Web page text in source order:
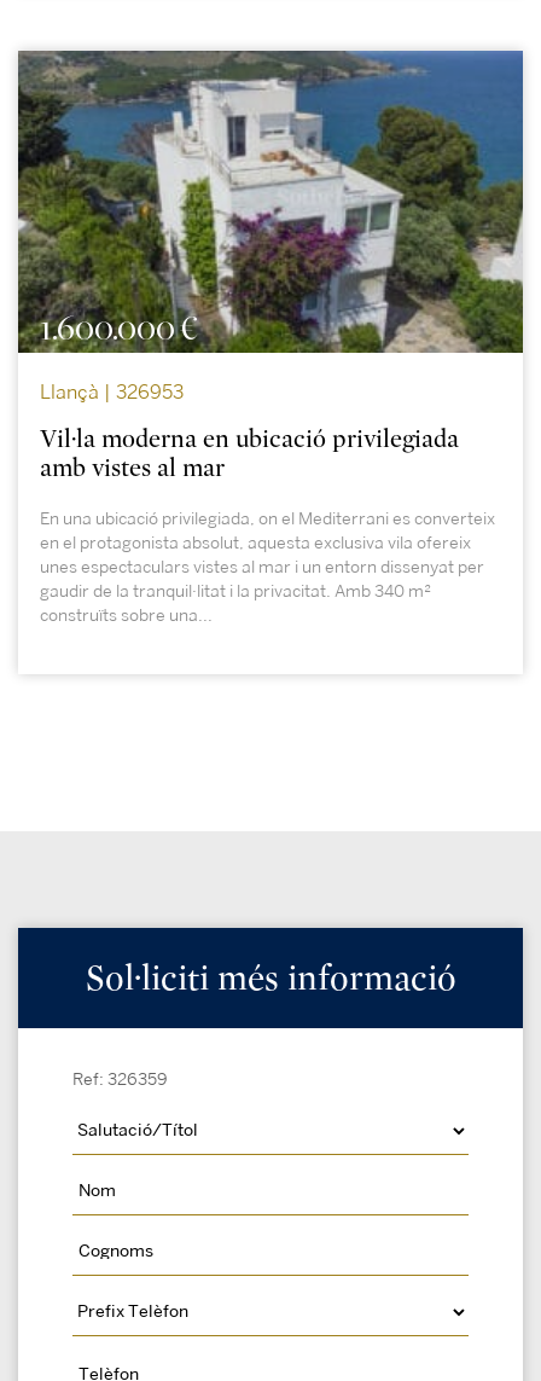
1.600.000 €
Llançà | 326953
Vil·la moderna en ubicació privilegiada
amb vistes al mar
En una ubicació privilegiada, on el Mediterrani es converteix
en el protagonista absolut, aquesta exclusiva vila ofereix
unes espectaculars vistes al mar i un entorn dissenyat per
gaudir de la tranquil·litat i la privacitat. Amb 340 m²
construïts sobre una...
Sol·liciti més informació
Ref: 326359